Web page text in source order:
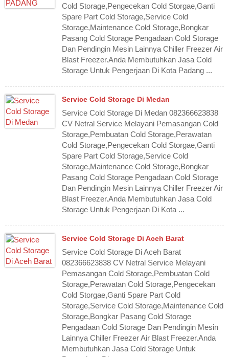
Cold Storage,Pengecekan Cold Storgae,Ganti
Spare Part Cold Storage,Service Cold
Storage,Maintenance Cold Storage,Bongkar
Pasang Cold Storage Pengadaan Cold Storage
Dan Pendingin Mesin Lainnya Chiller Freezer Air
Blast Freezer.Anda Membutuhkan Jasa Cold
Storage Untuk Pengerjaan Di Kota Padang ...
Service Cold Storage Di Medan
Service Cold Storage Di Medan 082366623838
CV Netral Service Melayani Pemasangan Cold
Storage,Pembuatan Cold Storage,Perawatan
Cold Storage,Pengecekan Cold Storgae,Ganti
Spare Part Cold Storage,Service Cold
Storage,Maintenance Cold Storage,Bongkar
Pasang Cold Storage Pengadaan Cold Storage
Dan Pendingin Mesin Lainnya Chiller Freezer Air
Blast Freezer.Anda Membutuhkan Jasa Cold
Storage Untuk Pengerjaan Di Kota ...
Service Cold Storage Di Aceh Barat
Service Cold Storage Di Aceh Barat
082366623838 CV Netral Service Melayani
Pemasangan Cold Storage,Pembuatan Cold
Storage,Perawatan Cold Storage,Pengecekan
Cold Storgae,Ganti Spare Part Cold
Storage,Service Cold Storage,Maintenance Cold
Storage,Bongkar Pasang Cold Storage
Pengadaan Cold Storage Dan Pendingin Mesin
Lainnya Chiller Freezer Air Blast Freezer.Anda
Membutuhkan Jasa Cold Storage Untuk